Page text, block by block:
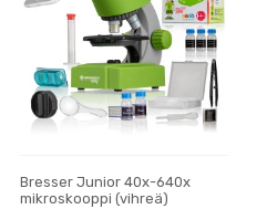
Bresser Junior 40x-640x
mikroskooppi (vihreä)